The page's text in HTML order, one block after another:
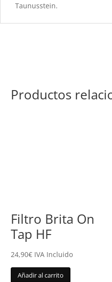
Taunusstein.
Productos
Filtro Brita On
Tap HF
24,90€ IVA Incluido
Añadir al carrito